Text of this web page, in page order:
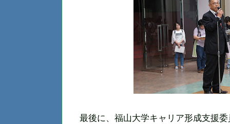
最後に、福山大学キャリア形成支援